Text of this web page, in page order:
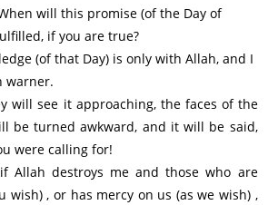
will this promise (of the Day of
if you are true?
(of that Day) is only with Allah, and I
warner.
will see it approaching, the faces of the
be turned awkward, and it will be said,
were calling for!
Allah destroys me and those who are
wish) , or has mercy on us (as we wish) ,